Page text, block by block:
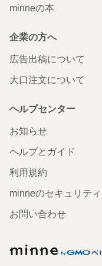
minneの本
企業の方へ
広告出稿について
大口注文について
ヘルプセンター
お知らせ
ヘルプとガイド
利用規約
minneのセキュリティ
お問い合わせ